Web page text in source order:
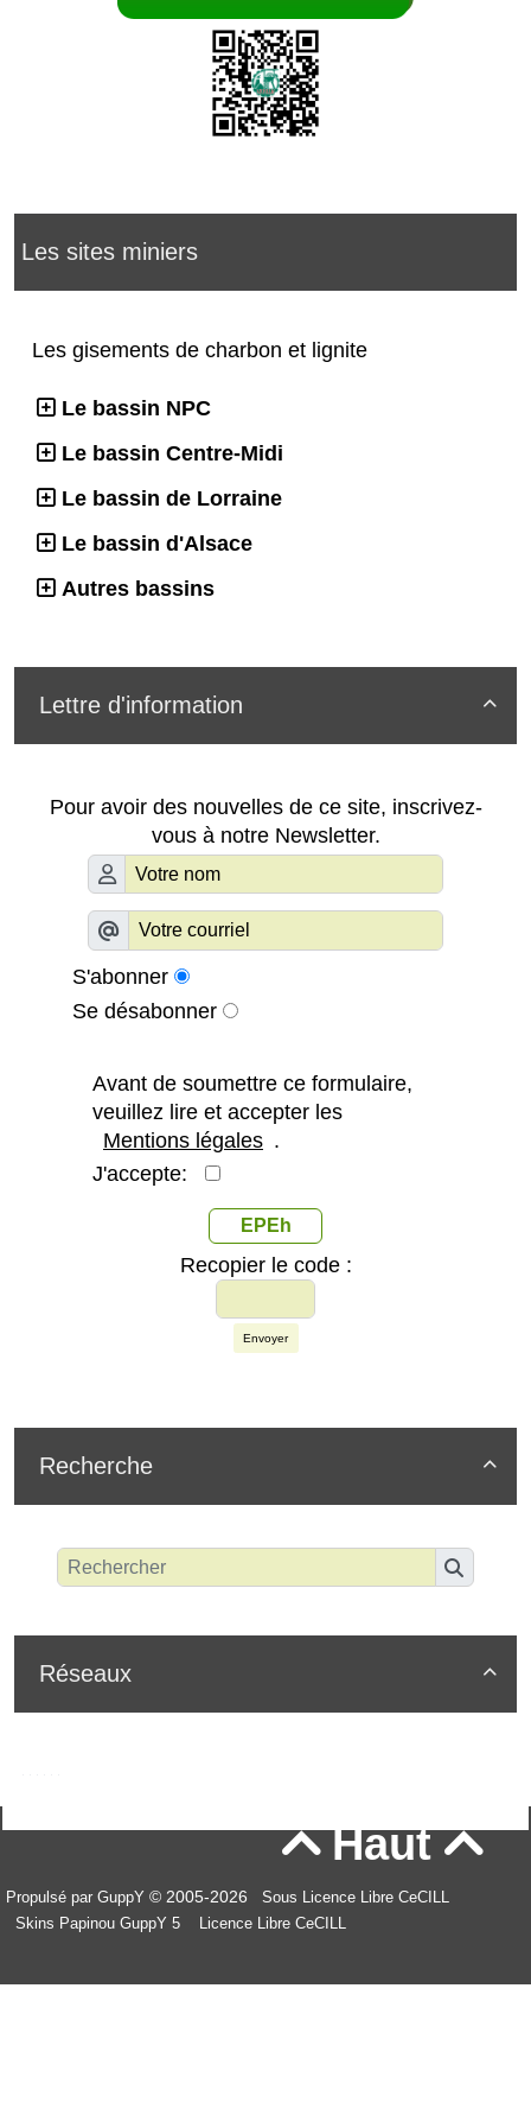
Les sites miniers
Les gisements de charbon et lignite
Le bassin NPC
Le bassin Centre-Midi
Le bassin de Lorraine
Le bassin d'Alsace
Autres bassins

Lettre d'information
Pour avoir des nouvelles de ce site, inscrivez-
vous à notre Newsletter.
S'abonner
Se désabonner
Avant de soumettre ce formulaire,
veuillez lire et accepter les
Mentions légales .
J'accepte:
EPEh
Recopier le code :
Envoyer

Recherche

Réseaux
Haut
Propulsé par GuppY © 2005-2026
Sous Licence Libre CeCILL
Skins Papinou GuppY 5
Licence Libre CeCILL